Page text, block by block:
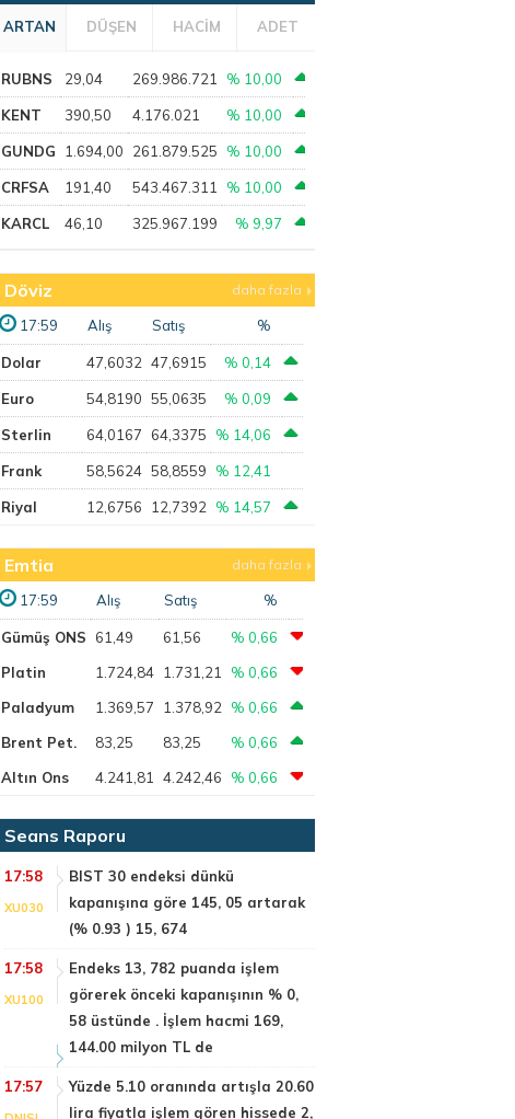
ARTAN DÜŞEN HACİM ADET
RUBNS 29,04 269.986.721 % 10,00
KENT 390,50 4.176.021 % 10,00
GUNDG 1.694,00 261.879.525 % 10,00
CRFSA 191,40 543.467.311 % 10,00
KARCL 46,10 325.967.199 % 9,97
Döviz daha fazla
17:59 Alış Satış %
Dolar 47,6032 47,6915 % 0,14
Euro 54,8190 55,0635 % 0,09
Sterlin 64,0167 64,3375 % 14,06
Frank 58,5624 58,8559 % 12,41
Riyal 12,6756 12,7392 % 14,57
Emtia daha fazla
17:59 Alış Satış %
Gümüş ONS 61,49 61,56
% 0,66
Platin
1.724,84 1.731,21
% 0,66
Paladyum
1.369,57 1.378,92
% 0,66
Brent Pet.
83,25 83,25
% 0,66
Altın Ons
4.241,81 4.242,46 % 0,66
Seans Raporu
17:58
XU030
BIST 30 endeksi dünkü
kapanışına göre 145, 05 artarak
(% 0.93 ) 15, 674
17:58
XU100
Endeks 13, 782 puanda işlem
görerek önceki kapanışının % 0,
58 üstünde . İşlem hacmi 169,
144.00 milyon TL de
17:57
Yüzde 5.10 oranında artışla 20.60
lira fiyatla işlem gören hissede 2,